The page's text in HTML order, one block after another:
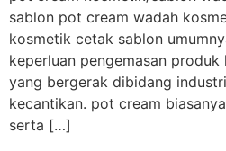
sablon pot cream wadah
kosmetik cetak sablon
keperluan pengemasan
yang bergerak dibidang
kecantikan. pot cream
serta […]